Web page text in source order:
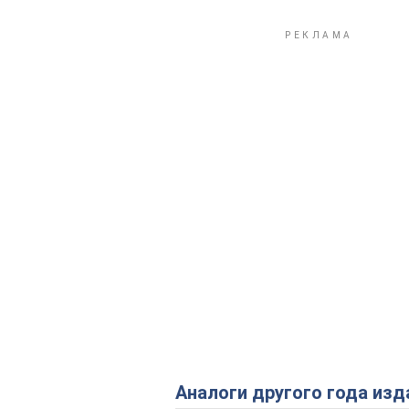
Аналоги другого года